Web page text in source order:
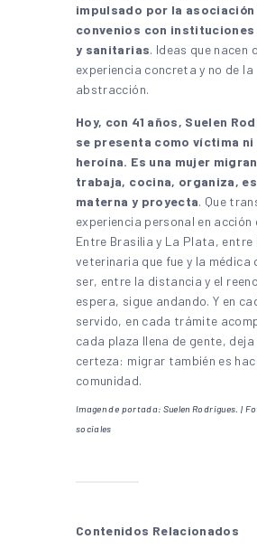
impulsado por la asociación
convenios con
y sanitarias. Ideas que nacen
experiencia concreta y no de la
abstracción.
Hoy, con 41 años, Suelen
se presenta como víctima ni
heroína. Es una mujer
trabaja, cocina, organiza,
materna y proyecta. Que
experiencia personal en acción
Entre Brasilia y La Plata, entre
veterinaria que fue y la médica
ser, entre la distancia y el
espera, sigue andando. Y en
servido, en cada trámite
cada plaza llena de gente, deja
certeza: migrar también es
comunidad.
Imagen de portada: Suelen Rodrigues. |
sociales
Contenidos Relacionados